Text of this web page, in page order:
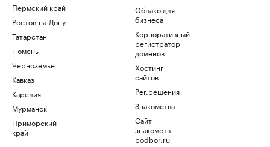
Пермский край
Ростов-на-Дону
Татарстан
Тюмень
Черноземье
Кавказ
Карелия
Мурманск
Приморский
край
Облако для
бизнеса
Корпоративный
регистратор
доменов
Хостинг
сайтов
Рег.решения
Знакомства
Сайт
знакомств
podbor.ru